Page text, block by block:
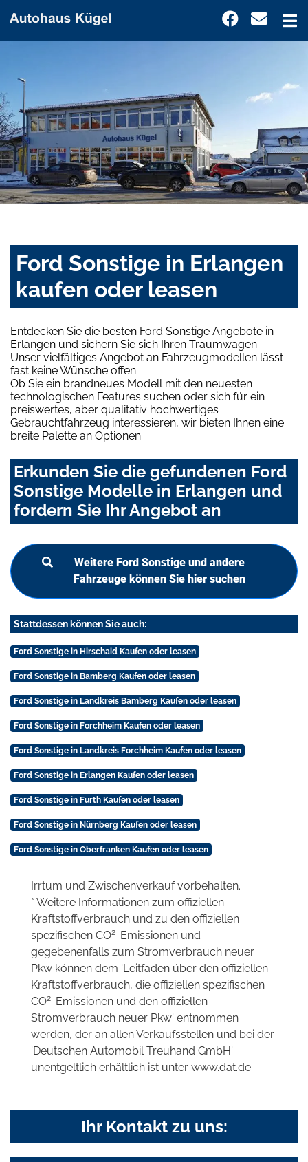
Ford Sonstige in Erlangen
kaufen oder leasen
Entdecken Sie die besten Ford Sonstige Angebote in
Erlangen und sichern Sie sich Ihren Traumwagen.
Unser vielfältiges Angebot an Fahrzeugmodellen lässt
fast keine Wünsche offen.
Ob Sie ein brandneues Modell mit den neuesten
technologischen Features suchen oder sich für ein
preiswertes, aber qualitativ hochwertiges
Gebrauchtfahrzeug interessieren, wir bieten Ihnen eine
breite Palette an Optionen.
Erkunden Sie die gefundenen Ford
Sonstige Modelle in Erlangen und
fordern Sie Ihr Angebot an
Weitere Ford Sonstige und andere
Fahrzeuge können Sie hier suchen
Stattdessen können Sie auch:
Ford Sonstige in Hirschaid Kaufen oder leasen
Ford Sonstige in Bamberg Kaufen oder leasen
Ford Sonstige in Landkreis Bamberg Kaufen oder leasen
Ford Sonstige in Forchheim Kaufen oder leasen
Ford Sonstige in Landkreis Forchheim Kaufen oder leasen
Ford Sonstige in Erlangen Kaufen oder leasen
Ford Sonstige in Fürth Kaufen oder leasen
Ford Sonstige in Nürnberg Kaufen oder leasen
Ford Sonstige in Oberfranken Kaufen oder leasen
Irrtum und Zwischenverkauf vorbehalten.
* Weitere Informationen zum offiziellen
Kraftstoffverbrauch und zu den offiziellen
spezifischen CO2-Emissionen und
gegebenenfalls zum Stromverbrauch neuer
Pkw können dem 'Leitfaden über den offiziellen
Kraftstoffverbrauch, die offiziellen spezifischen
CO2-Emissionen und den offiziellen
Stromverbrauch neuer Pkw' entnommen
werden, der an allen Verkaufsstellen und bei der
'Deutschen Automobil Treuhand GmbH'
unentgeltlich erhältlich ist unter www.dat.de.
Ihr Kontakt zu uns: